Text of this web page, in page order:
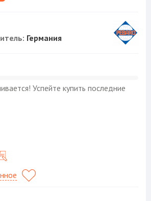
Германия
Успейте купить последние